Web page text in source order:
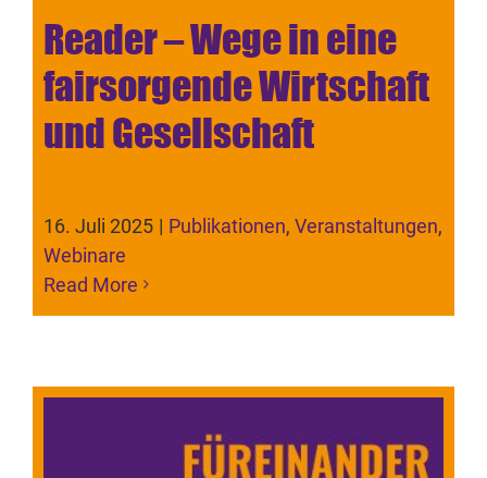
Reader – Wege in eine
fairsorgende Wirtschaft
und Gesellschaft
16. Juli 2025 | Publikationen, Veranstaltungen,
Webinare
Read More